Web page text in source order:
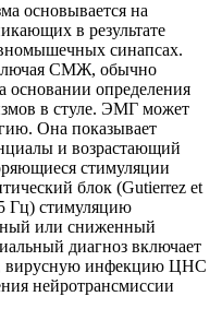
основывается на
в результате
синапсах.
СМЖ, обычно
основании определения
в стуле. ЭМГ может
Она показывает
и возрастающий
стимуляции
блок (Gutierrez et
Гц) стимуляцию
или сниженный
диагноз включает
вирусную инфекцию ЦНС
нейротрансмиссии